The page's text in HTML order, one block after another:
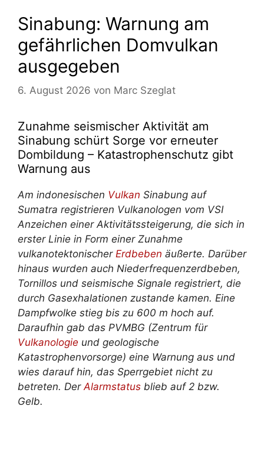
Sinabung: Warnung am
gefährlichen Domvulkan
ausgegeben
6. August 2026 von Marc Szeglat
Zunahme seismischer Aktivität am
Sinabung schürt Sorge vor erneuter
Dombildung – Katastrophenschutz gibt
Warnung aus
Am indonesischen Vulkan Sinabung auf
Sumatra registrieren Vulkanologen vom VSI
Anzeichen einer Aktivitätssteigerung, die sich in
erster Linie in Form einer Zunahme
vulkanotektonischer Erdbeben äußerte. Darüber
hinaus wurden auch Niederfrequenzerdbeben,
Tornillos und seismische Signale registriert, die
durch Gasexhalationen zustande kamen. Eine
Dampfwolke stieg bis zu 600 m hoch auf.
Daraufhin gab das PVMBG (Zentrum für
Vulkanologie und geologische
Katastrophenvorsorge) eine Warnung aus und
wies darauf hin, das Sperrgebiet nicht zu
betreten. DerAlarmstatus blieb auf 2 bzw.
Gelb.